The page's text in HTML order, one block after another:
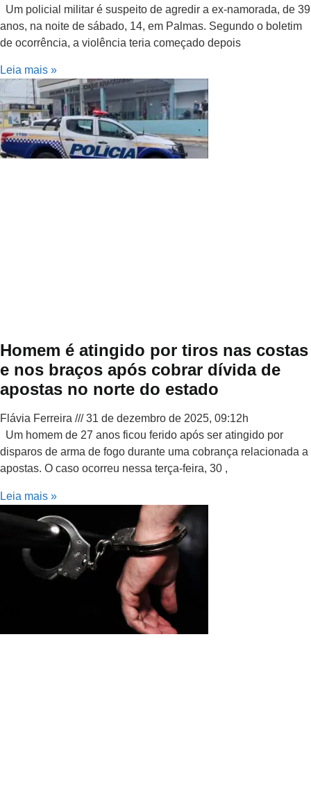
Um policial militar é suspeito de agredir a ex-namorada, de 39
anos, na noite de sábado, 14, em Palmas. Segundo o boletim
de ocorrência, a violência teria começado depois
Leia mais »
Homem é atingido por tiros nas costas
e nos braços após cobrar dívida de
apostas no norte do estado
Flávia Ferreira
31 de dezembro de 2025, 09:12h
Um homem de 27 anos ficou ferido após ser atingido por
disparos de arma de fogo durante uma cobrança relacionada a
apostas. O caso ocorreu nessa terça-feira, 30 ,
Leia mais »